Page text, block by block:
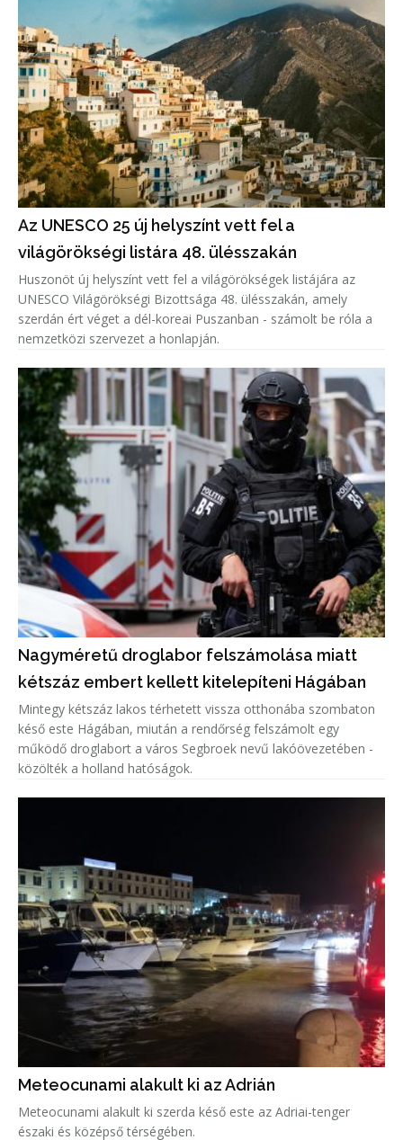
Az UNESCO 25 új helyszínt vett fel a
világörökségi listára 48. ülésszakán
Huszonöt új helyszínt vett fel a világörökségek listájára az
UNESCO Világörökségi Bizottsága 48. ülésszakán, amely
szerdán ért véget a dél-koreai Puszanban - számolt be róla a
nemzetközi szervezet a honlapján.
Nagyméretű droglabor felszámolása miatt
kétszáz embert kellett kitelepíteni Hágában
Mintegy kétszáz lakos térhetett vissza otthonába szombaton
késő este Hágában, miután a rendőrség felszámolt egy
működő droglabort a város Segbroek nevű lakóövezetében -
közölték a holland hatóságok.
Meteocunami alakult ki az Adrián
Meteocunami alakult ki szerda késő este az Adriai-tenger
északi és középső térségében.